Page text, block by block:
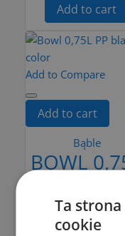
Add to cart
Add to Compare
Add to cart
Bąble
BOWL
COLOR
zł3.99
Ta
cookie